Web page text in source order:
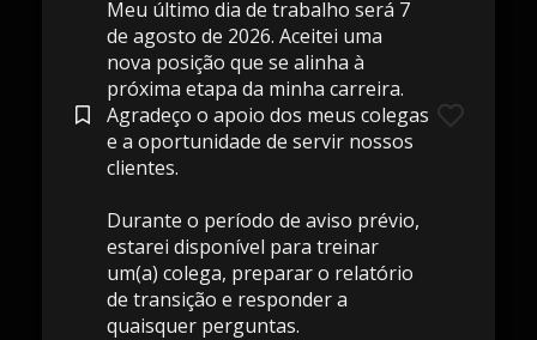
Meu último dia de trabalho será 7
de agosto de 2026. Aceitei uma
nova posição que se alinha à
próxima etapa da minha carreira.
Agradeço o apoio dos meus colegas
e a oportunidade de servir nossos
clientes.
Durante o período de aviso prévio,
estarei disponível para treinar
um(a) colega, preparar o relatório
de transição e responder a
quaisquer perguntas.